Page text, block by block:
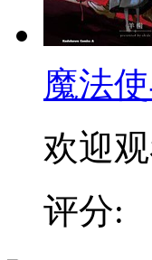
魔法
欢迎
评分: